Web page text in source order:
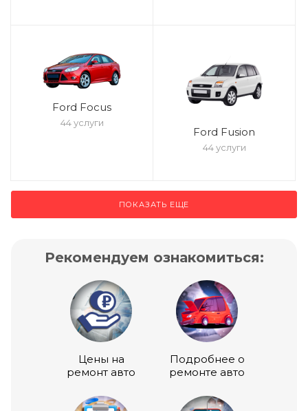
Ford Focus
44 услуги
Ford Fusion
44 услуги
ПОКАЗАТЬ ЕЩЕ
Рекомендуем ознакомиться:
Цены на
ремонт авто
Подробнее о
ремонте авто